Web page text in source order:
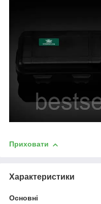
Приховати
Характеристики
Основні